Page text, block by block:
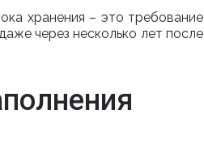
хранения – это требование
даже через несколько лет после